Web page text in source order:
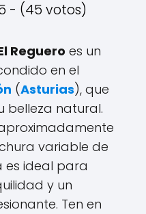
- (45 votos)
Reguero es un
en el
(Asturias), que
belleza natural.
variable de
es ideal para
y un
Ten en